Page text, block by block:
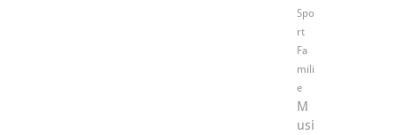
Spo
rt
Fa
mili
e
M
usi